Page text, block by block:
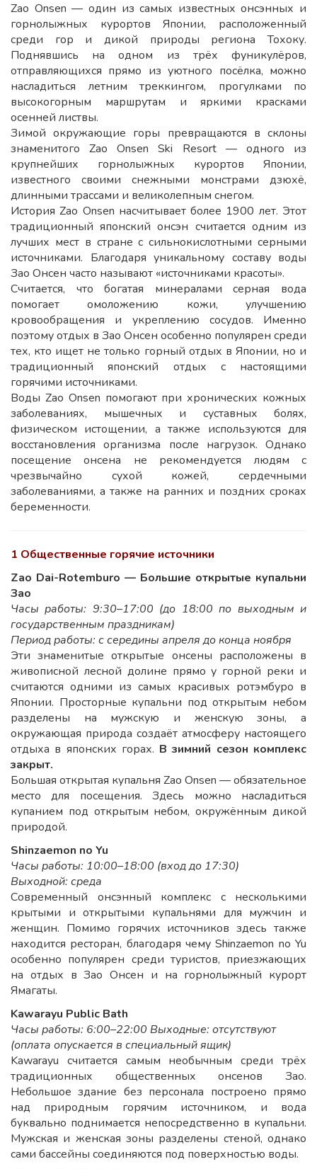
Zao Onsen — один из самых известных онсэнных и
горнолыжных курортов Японии, расположенный
среди гор и дикой природы региона Тохоку.
Поднявшись на одном из трёх фуникулёров,
отправляющихся прямо из уютного посёлка, можно
насладиться летним треккингом, прогулками по
высокогорным маршрутам и яркими красками
осенней листвы.
Зимой окружающие горы превращаются в склоны
знаменитого Zao Onsen Ski Resort — одного из
крупнейших горнолыжных курортов Японии,
известного своими снежными монстрами дзюхё,
длинными трассами и великолепным снегом.
История Zao Onsen насчитывает более 1900 лет. Этот
традиционный японский онсэн считается одним из
лучших мест в стране с сильнокислотными серными
источниками. Благодаря уникальному составу воды
Зао Онсен часто называют «источниками красоты».
Считается, что богатая минералами серная вода
помогает омоложению кожи, улучшению
кровообращения и укреплению сосудов. Именно
поэтому отдых в Зао Онсен особенно популярен среди
тех, кто ищет не только горный отдых в Японии, но и
традиционный японский отдых с настоящими
горячими источниками.
Воды Zao Onsen помогают при хронических кожных
заболеваниях, мышечных и суставных болях,
физическом истощении, а также используются для
восстановления организма после нагрузок. Однако
посещение онсена не рекомендуется людям с
чрезвычайно сухой кожей, сердечными
заболеваниями, а также на ранних и поздних сроках
беременности.
1 Общественные горячие источники
Zao Dai-Rotemburo — Большие открытые купальни
Зао
Часы работы: 9:30–17:00 (до 18:00 по выходным и
государственным праздникам)
Период работы: с середины апреля до конца ноября
Эти знаменитые открытые онсены расположены в
живописной лесной долине прямо у горной реки и
считаются одними из самых красивых ротэмбуро в
Японии. Просторные купальни под открытым небом
разделены на мужскую и женскую зоны, а
окружающая природа создаёт атмосферу настоящего
отдыха в японских горах. В зимний сезон комплекс
закрыт.
Большая открытая купальня Zao Onsen — обязательное
место для посещения. Здесь можно насладиться
купанием под открытым небом, окружённым дикой
природой.
Shinzaemon no Yu
Часы работы: 10:00–18:00 (вход до 17:30)
Выходной: среда
Современный онсэнный комплекс с несколькими
крытыми и открытыми купальнями для мужчин и
женщин. Помимо горячих источников здесь также
находится ресторан, благодаря чему Shinzaemon no Yu
особенно популярен среди туристов, приезжающих
на отдых в Зао Онсен и на горнолыжный курорт
Ямагаты.
Kawarayu Public Bath
Часы работы: 6:00–22:00 Выходные: отсутствуют
(оплата опускается в специальный ящик)
Kawarayu считается самым необычным среди трёх
традиционных общественных онсенов Зао.
Небольшое здание без персонала построено прямо
над природным горячим источником, и вода
буквально поднимается непосредственно в купальни.
Мужская и женская зоны разделены стеной, однако
сами бассейны соединяются под поверхностью воды.